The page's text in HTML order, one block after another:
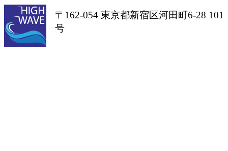
〒162-054 東京都新宿区河田町6-28 101
号